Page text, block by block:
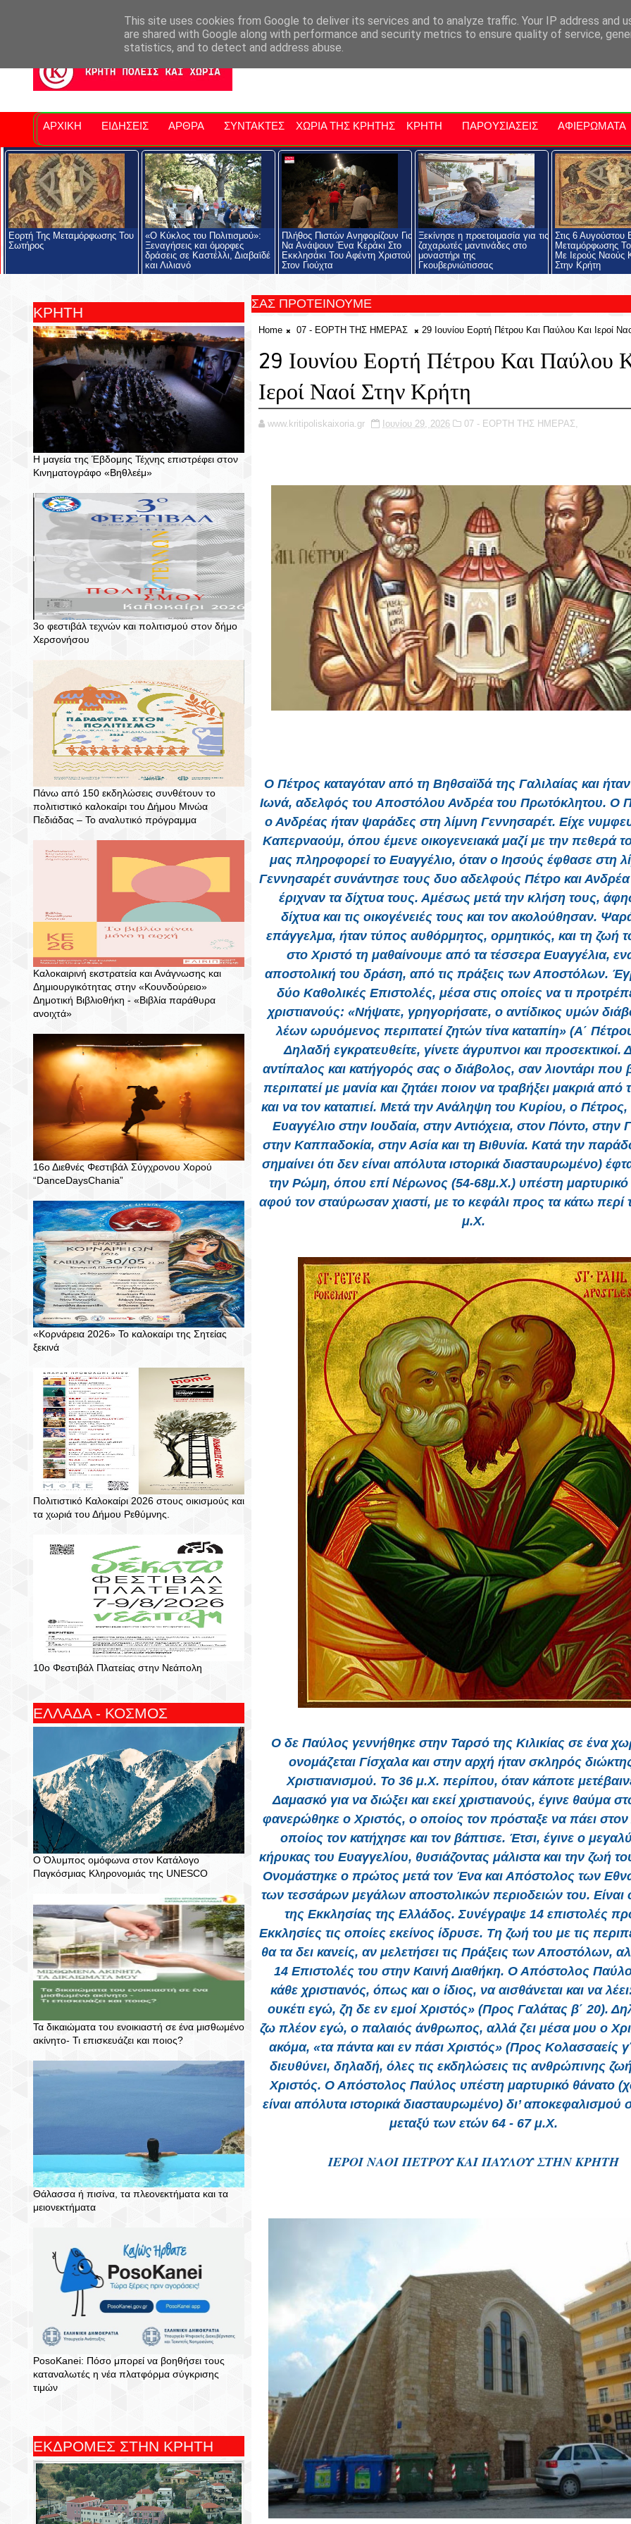
Νομός Λασιθίου Αγαπάμε Ρέθυμνο Επαρχία Μαλεβιζίου Εκδηλώσεις Στην Κρήτη Kriti Traveller
ΑΡΧΙΚΗ ΕΙΔΗΣΕΙΣ ΑΡΘΡΑ ΣΥΝΤΑΚΤΕΣ ΧΩΡΙΑ ΤΗΣ ΚΡΗΤΗΣ ΚΡΗΤΗ ΠΑΡΟΥΣΙΑΣΕΙΣ ΑΦΙΕΡΩΜΑΤΑ
Eορτή Της Μεταμόρφωσης Του
Σωτήρος
«Ο Κύκλος του Πολιτισμού»:
Ξεναγήσεις και όμορφες
δράσεις σε Καστέλλι, Διαβαϊδέ
και Λιλιανό
Πλήθος Πιστών Ανηφορίζουν Για
Να Ανάψουν Ένα Κεράκι Στο
Εκκλησάκι Του Αφέντη Χριστού
Στον Γιούχτα
Ξεκίνησε η προετοιμασία για τις
ζαχαρωτές μαντινάδες στο
μοναστήρι της
Γκουβερνιώτισσας
Στις 6 Αυγούστου
Μεταμόρφωσης
Με Ιερούς Ναούς
Στην Κρήτη
ΚΡΗΤΗ
Η μαγεία της Έβδομης Τέχνης επιστρέφει στον
Κινηματογράφο «Βηθλεέμ»
3ο φεστιβάλ τεχνών και πολιτισμού στον δήμο
Χερσονήσου
Πάνω από 150 εκδηλώσεις συνθέτουν το
πολιτιστικό καλοκαίρι του Δήμου Μινώα
Πεδιάδας – To αναλυτικό πρόγραμμα
Καλοκαιρινή εκστρατεία και Ανάγνωσης και
Δημιουργικότητας στην «Κουνδούρειο»
Δημοτική Βιβλιοθήκη - «Βιβλία παράθυρα
ανοιχτά»
16ο Διεθνές Φεστιβάλ Σύγχρονου Χορού
“DanceDaysChania”
«Κορνάρεια 2026» Το καλοκαίρι της Σητείας
ξεκινά
Πολιτιστικό Καλοκαίρι 2026 στους οικισμούς και
τα χωριά του Δήμου Ρεθύμνης.
10ο Φεστιβάλ Πλατείας στην Νεάπολη
ΕΛΛΑΔΑ - ΚΟΣΜΟΣ
Ο Όλυμπος ομόφωνα στον Κατάλογο
Παγκόσμιας Κληρονομιάς της UNESCO
Τα δικαιώματα του ενοικιαστή σε ένα μισθωμένο
ακίνητο- Τι επισκευάζει και ποιος?
Θάλασσα ή πισίνα, τα πλεονεκτήματα και τα
μειονεκτήματα
PosoKanei: Πόσο μπορεί να βοηθήσει τους
καταναλωτές η νέα πλατφόρμα σύγκρισης
τιμών
ΕΚΔΡΟΜΕΣ ΣΤΗΝ ΚΡΗΤΗ
ΣΑΣ ΠΡΟΤΕΙΝΟΥΜΕ
Home 07 - ΕΟΡΤΗ ΤΗΣ ΗΜΕΡΑΣ 29 Ιουνίου Εορτή Πέτρου Και Παύλου Και Ιεροί
29 Ιουνίου Εορτή Πέτρου Και Παύλου
Ιεροί Ναοί Στην Κρήτη
www.kritipoliskaixoria.gr Ιουνίου 29, 2026 07 - ΕΟΡΤΗ ΤΗΣ ΗΜΕΡΑΣ,
Ο Πέτρος καταγόταν από τη Βηθσαϊδά της Γαλιλαίας και
Ιωνά, αδελφός του Αποστόλου Ανδρέα του Πρωτόκλητου. Ο
ο Ανδρέας ήταν ψαράδες στη λίμνη Γεννησαρέτ. Είχε
Καπερναούμ, όπου έμενε οικογενειακά μαζί με την πεθερά
μας πληροφορεί το Ευαγγέλιο, όταν ο Ιησούς έφθασε στη
Γεννησαρέτ συνάντησε τους δυο αδελφούς Πέτρο και Ανδρέα
έριχναν τα δίχτυα τους. Αμέσως μετά την κλήση τους,
δίχτυα και τις οικογένειές τους και τον ακολούθησαν.
επάγγελμα, ήταν τύπος αυθόρμητος, ορμητικός, και τη ζωή
στο Χριστό τη μαθαίνουμε από τα τέσσερα Ευαγγέλια,
αποστολική του δράση, από τις πράξεις των Αποστόλων.
δύο Καθολικές Επιστολές, μέσα στις οποίες να τι
χριστιανούς: «Νήψατε, γρηγορήσατε, ο αντίδικος υμών
λέων ωρυόμενος περιπατεί ζητών τίνα καταπίη» (Α΄
Δηλαδή εγκρατευθείτε, γίνετε άγρυπνοι και προσεκτικοί.
αντίπαλος και κατήγορός σας ο διάβολος, σαν λιοντάρι που
περιπατεί με μανία και ζητάει ποιον να τραβήξει μακριά από
και να τον καταπιεί. Μετά την Ανάληψη του Κυρίου, ο Πέτρος,
Ευαγγέλιο στην Ιουδαία, στην Αντιόχεια, στον Πόντο, στην
στην Καππαδοκία, στην Ασία και τη Βιθυνία. Κατά την
σημαίνει ότι δεν είναι απόλυτα ιστορικά διασταυρωμένο)
την Ρώμη, όπου επί Νέρωνος (54-68μ.Χ.) υπέστη μαρτυρικό
αφού τον σταύρωσαν χιαστί, με το κεφάλι προς τα κάτω περί
μ.Χ.
Ο δε Παύλος γεννήθηκε στην Ταρσό της Κιλικίας σε ένα
ονομάζεται Γίσχαλα και στην αρχή ήταν σκληρός
Χριστιανισμού. Το 36 μ.Χ. περίπου, όταν κάποτε
Δαμασκό για να διώξει και εκεί χριστιανούς, έγινε θαύμα
φανερώθηκε ο Χριστός, ο οποίος τον πρόσταξε να πάει στον
οποίος τον κατήχησε και τον βάπτισε. Έτσι, έγινε ο
κήρυκας του Ευαγγελίου, θυσιάζοντας μάλιστα και την ζωή
Ονομάστηκε ο πρώτος μετά τον Ένα και Απόστολος των
των τεσσάρων μεγάλων αποστολικών περιοδειών του. Είναι
της Εκκλησίας της Ελλάδος. Συνέγραψε 14 επιστολές
Εκκλησίες τις οποίες εκείνος ίδρυσε. Τη ζωή του με τις
θα τα δει κανείς, αν μελετήσει τις Πράξεις των Αποστόλων,
14 Επιστολές του στην Καινή Διαθήκη. Ο Απόστολος
κάθε χριστιανός, όπως και ο ίδιος, να αισθάνεται και να
ουκέτι εγώ, ζη δε εν εμοί Χριστός» (Προς Γαλάτας β΄ 20).
ζω πλέον εγώ, ο παλαιός άνθρωπος, αλλά ζει μέσα μου ο
ακόμα, «τα πάντα και εν πάσι Χριστός» (Προς Κολασσαείς
διευθύνει, δηλαδή, όλες τις εκδηλώσεις τις ανθρώπινης
Χριστός. Ο Απόστολος Παύλος υπέστη μαρτυρικό θάνατο
είναι απόλυτα ιστορικά διασταυρωμένο) δι’
μεταξύ των ετών 64 - 67 μ.Χ.
ΙΕΡΟΙ ΝΑΟΙ ΠΕΤΡΟΥ ΚΑΙ ΠΑΥΛΟΥ ΣΤΗΝ ΚΡΗΤΗ
This site uses cookies from Google to deliver its services and to analyze traffic. Your IP address and
are shared with Google along with performance and security metrics to ensure quality of service,
statistics, and to detect and address abuse.